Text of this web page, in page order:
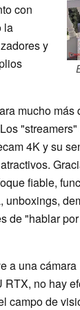
con
la
y
mucho más
4K y su
fiable,
unboxings,
de "hablar
a una
no hay
campo de